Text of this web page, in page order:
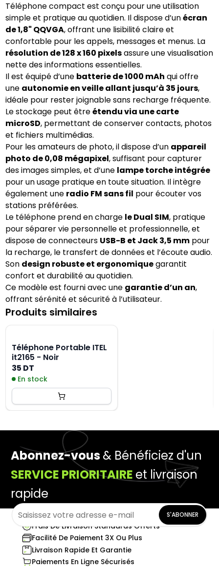
Téléphone compact est conçu pour une utilisation
simple et pratique au quotidien. Il dispose d’unécran
de 1,8" QQVGA, offrant une lisibilité claire et
confortable pour les appels, messages et menus. La
résolution de 128 x 160 pixelsassure une visualisation
nette des informations essentielles.
Il est équipé d’une batterie de 1000 mAh qui offre
une autonomie en veille allant jusqu’à 35 jours,
idéale pour rester joignable sans recharge fréquente.
Le stockage peut êtreétendu via une carte
microSD, permettant de conserver contacts, photos
et fichiers multimédias.
Pour les amateurs de photo, il dispose d’un appareil
photo de 0,08 mégapixel, suffisant pour capturer
des images simples, et d’une lampe torche intégrée
pour un usage pratique en toute situation. Il intègre
également une radio FM sans fil pour écouter vos
stations préférées.
Le téléphone prend en charge le Dual SIM, pratique
pour séparer vie personnelle et professionnelle, et
dispose de connecteurs USB-B et Jack 3,5 mm pour
la recharge, le transfert de données et l’écoute audio.
Son design robuste et ergonomiquegarantit
confort et durabilité au quotidien.
Ce modèle est fourni avec une garantie d’un an,
offrant sérénité et sécurité à l’utilisateur.
Produits similaires
Téléphone Portable ITEL
it2165 - Noir
35 DT
En stock
Abonnez-vous& Bénéficiez d'un
SERVICE PRIORITAIRE et livraison
rapide
S'ABONNER
Frais De Livraison Standards Offerts
Facilité De Paiement 3X Ou Plus
Livraison Rapide Et Garantie
Paiements En Ligne Sécurisés